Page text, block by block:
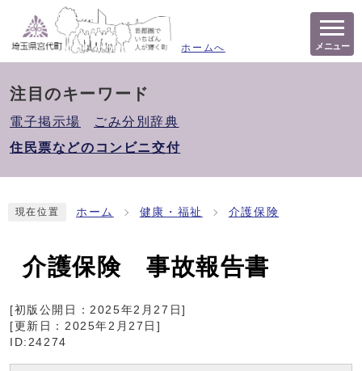
ホームへ メニュー
注目のキーワード
電子掲示場
ごみ分別辞典
住民票などのコンビニ交付
現在位置 ホーム 健康・福祉 介護保険
介護保険 事故報告書
[初版公開日：2025年2月27日]
[更新日： 2025年2月27日 ]
ID:24274